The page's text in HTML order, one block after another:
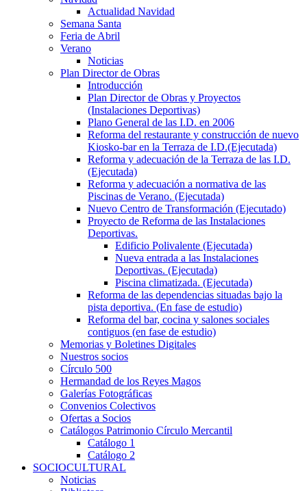
Actualidad Navidad
Semana Santa
Feria de Abril
Verano
Noticias
Plan Director de Obras
Introducción
Plan Director de Obras y Proyectos
(Instalaciones Deportivas)
Plano General de las I.D. en 2006
Reforma del restaurante y construcción de nuevo
Kiosko-bar en la Terraza de I.D.(Ejecutada)
Reforma y adecuación de la Terraza de las I.D.
(Ejecutada)
Reforma y adecuación a normativa de las
Piscinas de Verano. (Ejecutada)
Nuevo Centro de Transformación (Ejecutado)
Proyecto de Reforma de las Instalaciones
Deportivas.
Edificio Polivalente (Ejecutada)
Nueva entrada a las Instalaciones
Deportivas. (Ejecutada)
Piscina climatizada. (Ejecutada)
Reforma de las dependencias situadas bajo la
pista deportiva. (En fase de estudio)
Reforma del bar, cocina y salones sociales
contiguos (en fase de estudio)
Memorias y Boletines Digitales
Nuestros socios
Círculo 500
Hermandad de los Reyes Magos
Galerías Fotográficas
Convenios Colectivos
Ofertas a Socios
Catálogos Patrimonio Círculo Mercantil
Catálogo 1
Catálogo 2
SOCIOCULTURAL
Noticias